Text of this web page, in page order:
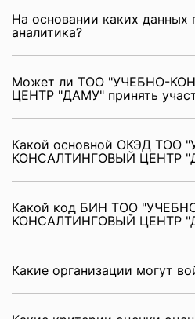
На основании каких данных
аналитика?
Может ли ТОО "УЧЕБНО-
ЦЕНТР "ДАМУ" принять
Какой основной ОКЭД ТОО
КОНСАЛТИНГОВЫЙ ЦЕНТР
Какой код БИН ТОО
КОНСАЛТИНГОВЫЙ ЦЕНТР
Какие организации могут